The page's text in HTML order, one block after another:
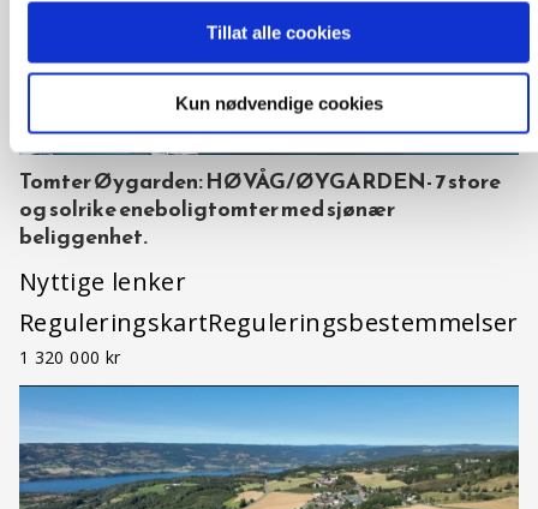
Tillat alle cookies
Kun nødvendige cookies
Tomter Øygarden: HØVÅG/ØYGARDEN- 7 store
og solrike eneboligtomter med sjønær
beliggenhet.
Nyttige lenker
ReguleringskartReguleringsbestemmelser
1 320 000 kr